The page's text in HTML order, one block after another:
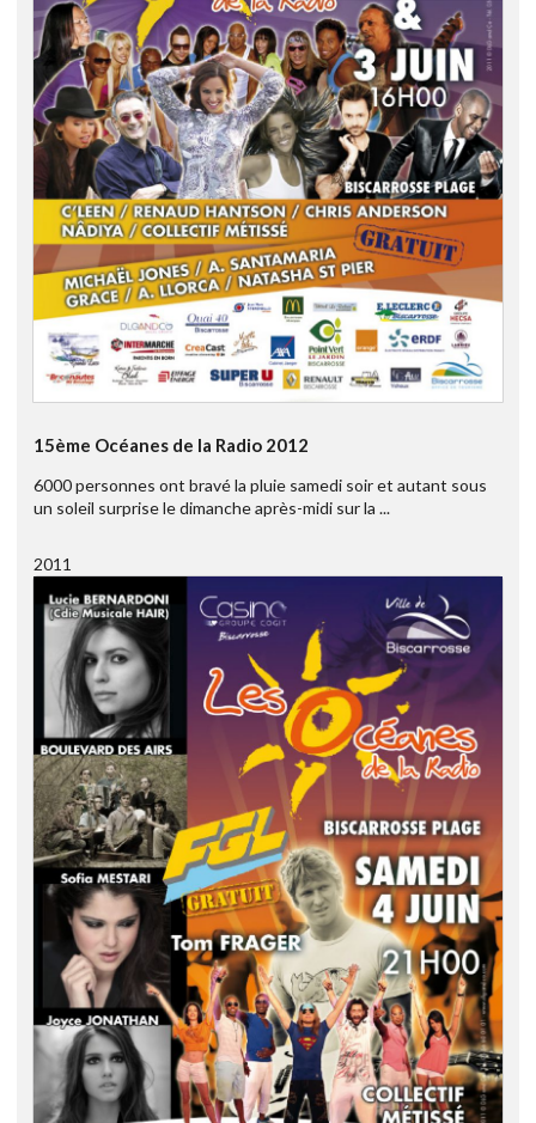
15ème Océanes de la Radio 2012
6000 personnes ont bravé la pluie samedi soir et autant sous
un soleil surprise le dimanche après-midi sur la ...
2011